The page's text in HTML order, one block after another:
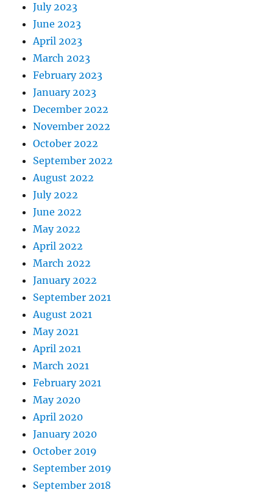
July 2023
June 2023
April 2023
March 2023
February 2023
January 2023
December 2022
November 2022
October 2022
September 2022
August 2022
July 2022
June 2022
May 2022
April 2022
March 2022
January 2022
September 2021
August 2021
May 2021
April 2021
March 2021
February 2021
May 2020
April 2020
January 2020
October 2019
September 2019
September 2018